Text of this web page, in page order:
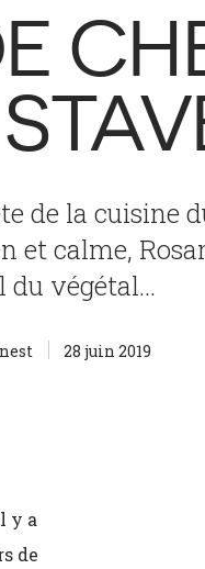
de la cuisine
et calme,
du végétal…
28 juin 2019
y a
de